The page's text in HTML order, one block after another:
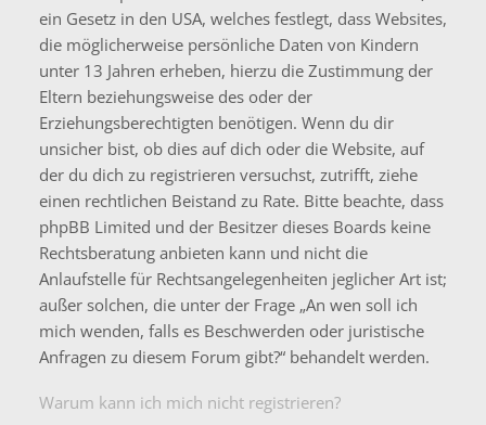
ein Gesetz in den USA, welches festlegt, dass Websites,
die möglicherweise persönliche Daten von Kindern
unter 13 Jahren erheben, hierzu die Zustimmung der
Eltern beziehungsweise des oder der
Erziehungsberechtigten benötigen. Wenn du dir
unsicher bist, ob dies auf dich oder die Website, auf
der du dich zu registrieren versuchst, zutrifft, ziehe
einen rechtlichen Beistand zu Rate. Bitte beachte, dass
phpBB Limited und der Besitzer dieses Boards keine
Rechtsberatung anbieten kann und nicht die
Anlaufstelle für Rechtsangelegenheiten jeglicher Art ist;
außer solchen, die unter der Frage „An wen soll ich
mich wenden, falls es Beschwerden oder juristische
Anfragen zu diesem Forum gibt?“ behandelt werden.
Warum kann ich mich nicht registrieren?